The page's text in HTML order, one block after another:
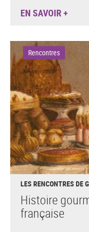
EN SAVOIR +
Rencontres
LES RENCONTRES DE
Histoire
française